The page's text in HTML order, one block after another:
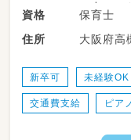
へ出かけ
室内では
近隣の公
◎委託先
ます。
資格
保育士
住所
新卒可 未経験OK
交通費支給 ピア